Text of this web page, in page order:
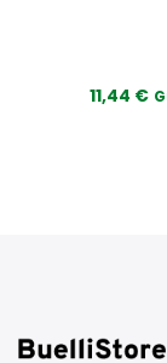
11,44 €